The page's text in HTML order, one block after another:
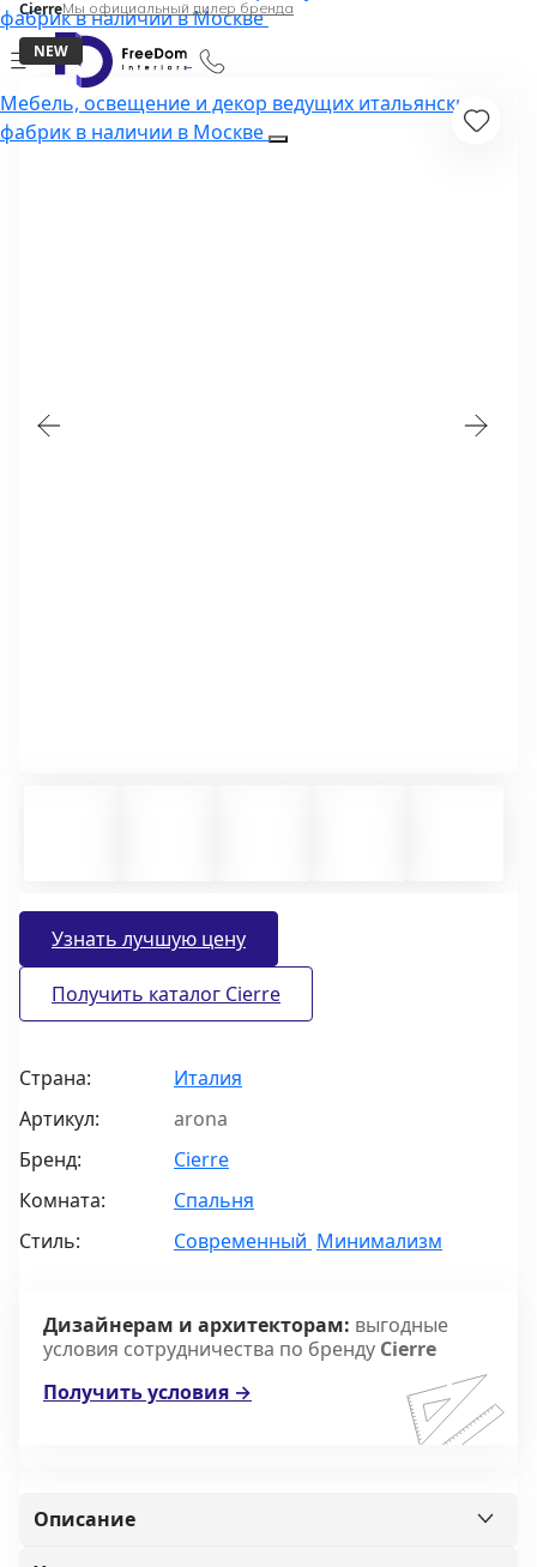
фабрик в наличии в Москве
Мебель, освещение и декор ведущих итальянских
фабрик в наличии в Москве
CierreМы официальный дилер бренда
NEW
Узнать лучшую цену
Получить каталог Cierre
Страна:
Италия
Артикул:
arona
Бренд:
Cierre
Комната:
Спальня
Стиль:
Современный Минимализм
Дизайнерам и архитекторам: выгодные
условия сотрудничества по бренду Cierre
Получить условия →
Описание